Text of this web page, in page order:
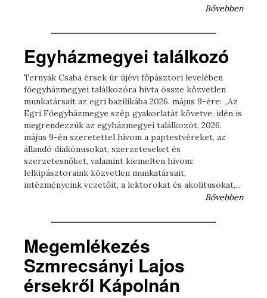
Bővebben
Egyházmegyei találkozó
Ternyák Csaba érsek úr újévi főpásztori levelében
főegyházmegyei találkozóra hívta össze közvetlen
munkatársait az egri bazilikába 2026. május 9-ére: „Az
Egri Főegyházmegye szép gyakorlatát követve, idén is
megrendezzük az egyházmegyei találkozót. 2026.
május 9-én szeretettel hívom a paptestvéreket, az
állandó diakónusokat, szerzeteseket és
szerzetesnőket, valamint kiemelten hívom:
lelkipásztoraink közvetlen munkatársait,
intézményeink vezetőit, a lektorokat és akolitusokat,...
Bővebben
Megemlékezés
Szmrecsányi Lajos
érsekről Kápolnán